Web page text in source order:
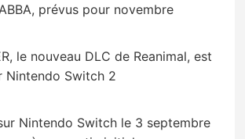
prévus pour novembre
le nouveau DLC de Reanimal, est
Nintendo Switch 2
Nintendo Switch le 3 septembre